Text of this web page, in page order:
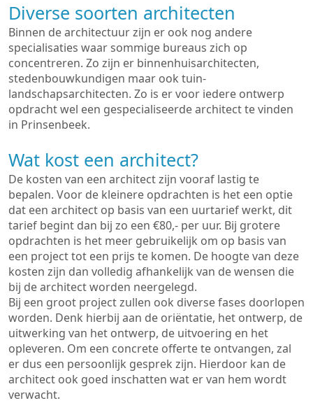
Diverse soorten architecten
Binnen de architectuur zijn er ook nog andere
specialisaties waar sommige bureaus zich op
concentreren. Zo zijn er binnenhuisarchitecten,
stedenbouwkundigen maar ook tuin-
landschapsarchitecten. Zo is er voor iedere ontwerp
opdracht wel een gespecialiseerde architect te vinden
in Prinsenbeek.
Wat kost een architect?
De kosten van een architect zijn vooraf lastig te
bepalen. Voor de kleinere opdrachten is het een optie
dat een architect op basis van een uurtarief werkt, dit
tarief begint dan bij zo een €80,- per uur. Bij grotere
opdrachten is het meer gebruikelijk om op basis van
een project tot een prijs te komen. De hoogte van deze
kosten zijn dan volledig afhankelijk van de wensen die
bij de architect worden neergelegd.
Bij een groot project zullen ook diverse fases doorlopen
worden. Denk hierbij aan de oriëntatie, het ontwerp, de
uitwerking van het ontwerp, de uitvoering en het
opleveren. Om een concrete offerte te ontvangen, zal
er dus een persoonlijk gesprek zijn. Hierdoor kan de
architect ook goed inschatten wat er van hem wordt
verwacht.